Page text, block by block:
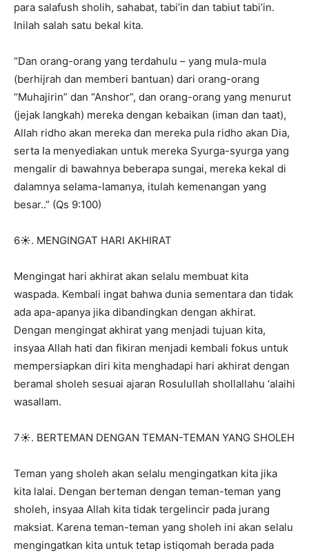
para salafush sholih, sahabat, tabi’in dan tabiut tabi’in.
Inilah salah satu bekal kita.
“Dan orang-orang yang terdahulu – yang mula-mula
(berhijrah dan memberi bantuan) dari orang-orang
“Muhajirin” dan “Anshor”, dan orang-orang yang menurut
(jejak langkah) mereka dengan kebaikan (iman dan taat),
Allah ridho akan mereka dan mereka pula ridho akan Dia,
serta Ia menyediakan untuk mereka Syurga-syurga yang
mengalir di bawahnya beberapa sungai, mereka kekal di
dalamnya selama-lamanya, itulah kemenangan yang
besar..” (Qs 9:100)
6☀️. MENGINGAT HARI AKHIRAT
Mengingat hari akhirat akan selalu membuat kita
waspada. Kembali ingat bahwa dunia sementara dan tidak
ada apa-apanya jika dibandingkan dengan akhirat.
Dengan mengingat akhirat yang menjadi tujuan kita,
insyaa Allah hati dan fikiran menjadi kembali fokus untuk
mempersiapkan diri kita menghadapi hari akhirat dengan
beramal sholeh sesuai ajaran Rosulullah shollallahu ‘alaihi
wasallam.
7☀️. BERTEMAN DENGAN TEMAN-TEMAN YANG SHOLEH
Teman yang sholeh akan selalu mengingatkan kita jika
kita lalai. Dengan berteman dengan teman-teman yang
sholeh, insyaa Allah kita tidak tergelincir pada jurang
maksiat. Karena teman-teman yang sholeh ini akan selalu
mengingatkan kita untuk tetap istiqomah berada pada